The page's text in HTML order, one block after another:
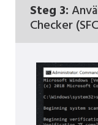
Steg 3:
Checker